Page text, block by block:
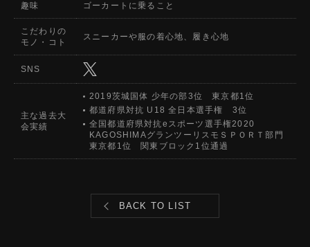
趣味 ゴーカートに乗ること
こだわりの
モノ・コト
スニーカーや服の着心地、履き心地
SNS
主な過去大
会実績
2019茨城国体 少年の部3位 東京都1位
都道府県対抗 U18 全日本選手権 3位
全国都道府県対抗eスポーツ選手権2020
KAGOSHIMAグランツーリスモＳＰＯＲＴ部門
東京都1位 関東ブロック1位通過
BACK TO LIST